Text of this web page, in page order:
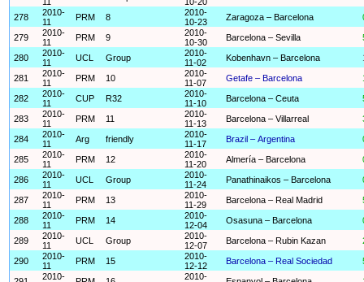
278
2010-
11
PRM 8
2010-
10-23
Zaragoza – Barcelona
279
2010-
11
PRM 9
2010-
10-30
Barcelona – Sevilla
280
2010-
11
UCL Group
2010-
11-02
Kobenhavn – Barcelona
281
2010-
11
PRM 10
2010-
11-07
Getafe – Barcelona
282
2010-
11
CUP R32
2010-
11-10
Barcelona – Ceuta
283
2010-
11
PRM 11
2010-
11-13
Barcelona – Villarreal
284
2010-
11
Arg friendly
2010-
11-17
Brazil – Argentina
285
2010-
11
PRM 12
2010-
11-20
Almería – Barcelona
286
2010-
11
UCL Group
2010-
11-24
Panathinaikos – Barcelona
287
2010-
11
PRM 13
2010-
11-29
Barcelona – Real Madrid
288
2010-
11
PRM 14
2010-
12-04
Osasuna – Barcelona
289
2010-
11
UCL Group
2010-
12-07
Barcelona – Rubin Kazan
290
2010-
11
PRM 15
2010-
12-12
Barcelona – Real Sociedad
2010-
2010-